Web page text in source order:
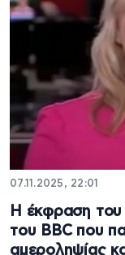
07.11.2025, 22:01
Η έκφραση
του BBC που
αμεροληψίας